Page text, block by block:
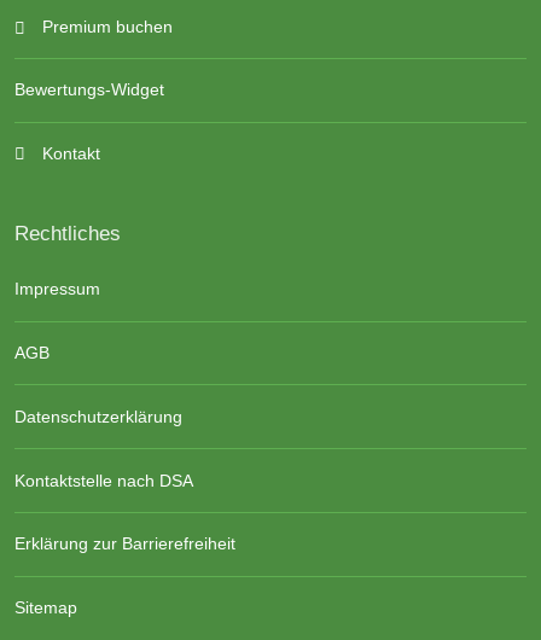
Premium buchen
Bewertungs-Widget
Kontakt
Rechtliches
Impressum
AGB
Datenschutzerklärung
Kontaktstelle nach DSA
Erklärung zur Barrierefreiheit
Sitemap